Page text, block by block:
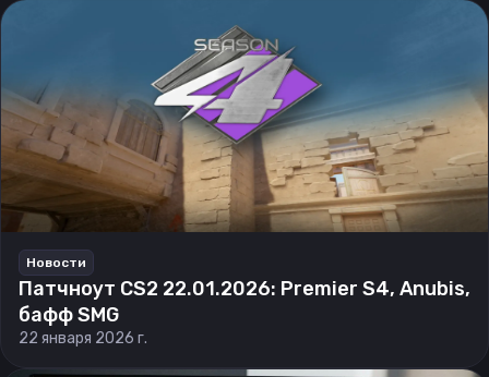
Новости
Патчноут CS2 22.01.2026: Premier S4, Anubis,
бафф SMG
22 января 2026 г.